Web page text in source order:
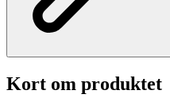
Kort om produktet